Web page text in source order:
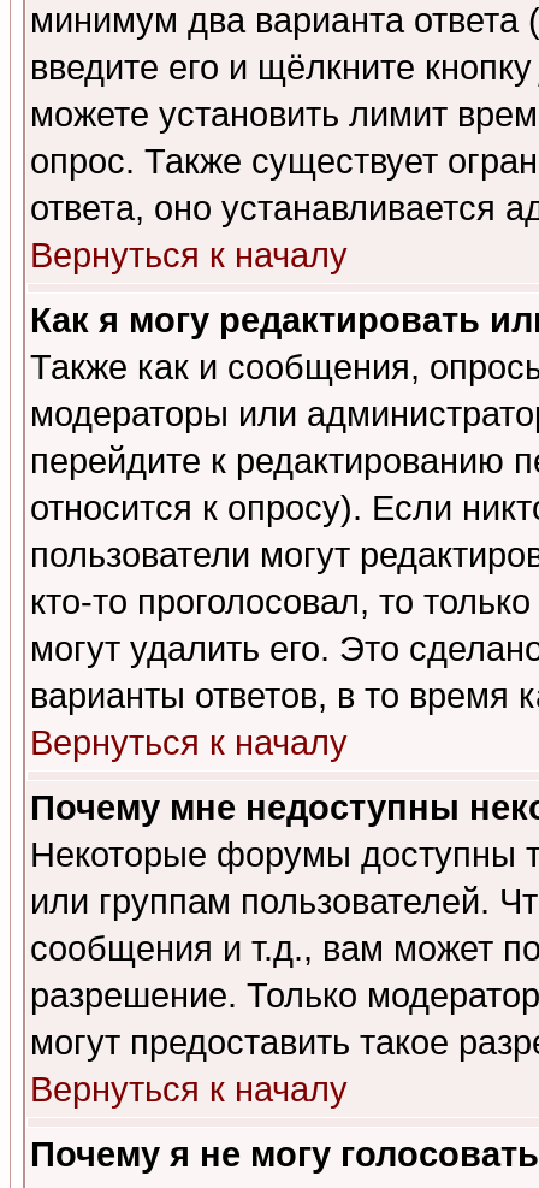
минимум два варианта ответа
введите его и щёлкните
можете установить лимит
опрос. Также существует
ответа, оно устанавливается
Вернуться к началу
Как я могу редактировать
Также как и сообщения,
модераторы или
перейдите к редактированию
относится к опросу). Если
пользователи могут
кто-то проголосовал, то
могут удалить его. Это
варианты ответов, в то время
Вернуться к началу
Почему мне недоступны
Некоторые форумы доступны
или группам пользователей.
сообщения и т.д., вам может
разрешение. Только
могут предоставить такое
Вернуться к началу
Почему я не могу